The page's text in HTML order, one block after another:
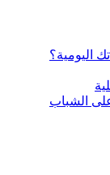
على الشباب